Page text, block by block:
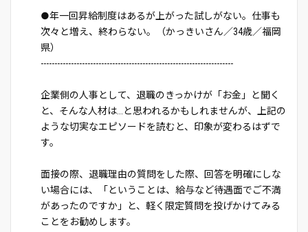
●年一回昇給制度はあるが上がった試しがない。仕事も
次々と増え、終わらない。（かっきいさん／34歳／福岡
県）
----------------------------------------------------------------------
企業側の人事として、退職のきっかけが「お金」と聞く
と、そんな人材は...と思われるかもしれませんが、上記の
ような切実なエピソードを読むと、印象が変わるはずで
す。
面接の際、退職理由の質問をした際、回答を明確にしな
い場合には、「ということは、給与など待遇面でご不満
があったのですか」と、軽く限定質問を投げかけてみる
ことをお勧めします。